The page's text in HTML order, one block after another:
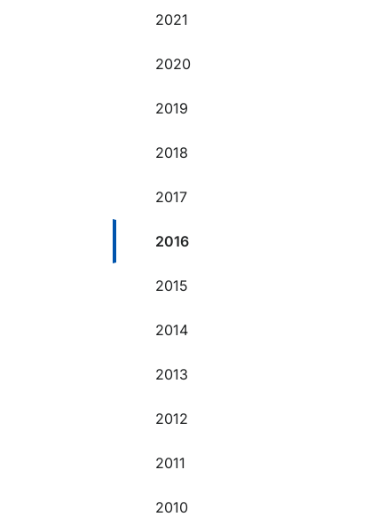
2021
2020
2019
2018
2017
2016
2015
2014
2013
2012
2011
2010